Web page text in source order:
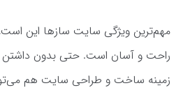
مهم‌ترین ویژگی سایت سازها این
راحت و آسان است. حتی بدون داشتن
زمینه ساخت و طراحی سایت هم